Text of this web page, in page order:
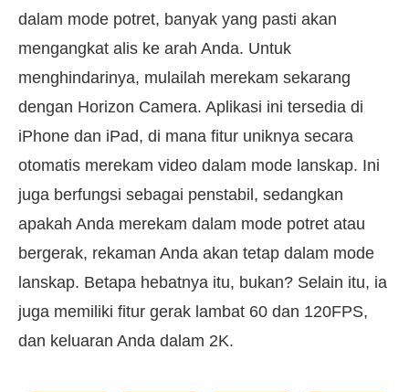
dalam mode potret, banyak yang pasti akan
mengangkat alis ke arah Anda. Untuk
menghindarinya, mulailah merekam sekarang
dengan Horizon Camera. Aplikasi ini tersedia di
iPhone dan iPad, di mana fitur uniknya secara
otomatis merekam video dalam mode lanskap. Ini
juga berfungsi sebagai penstabil, sedangkan
apakah Anda merekam dalam mode potret atau
bergerak, rekaman Anda akan tetap dalam mode
lanskap. Betapa hebatnya itu, bukan? Selain itu, ia
juga memiliki fitur gerak lambat 60 dan 120FPS,
dan keluaran Anda dalam 2K.